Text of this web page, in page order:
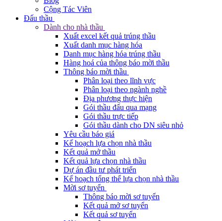
Cộng Tác Viên
Đấu thầu
Dành cho nhà thầu
Xuất excel kết quả trúng thầu
Xuất danh mục hàng hóa
Danh mục hàng hóa trúng thầu
Hàng hoá của thông báo mời thầu
Thông báo mời thầu
Phân loại theo lĩnh vực
Phân loại theo ngành nghề
Địa phương thực hiện
Gói thầu đấu qua mạng
Gói thầu trực tiếp
Gói thầu dành cho DN siêu nhỏ
Yêu cầu báo giá
Kế hoạch lựa chọn nhà thầu
Kết quả mở thầu
Kết quả lựa chọn nhà thầu
Dự án đầu tư phát triển
Kế hoạch tổng thể lựa chọn nhà thầu
Mời sơ tuyển
Thông báo mời sơ tuyển
Kết quả mở sơ tuyển
Kết quả sơ tuyển